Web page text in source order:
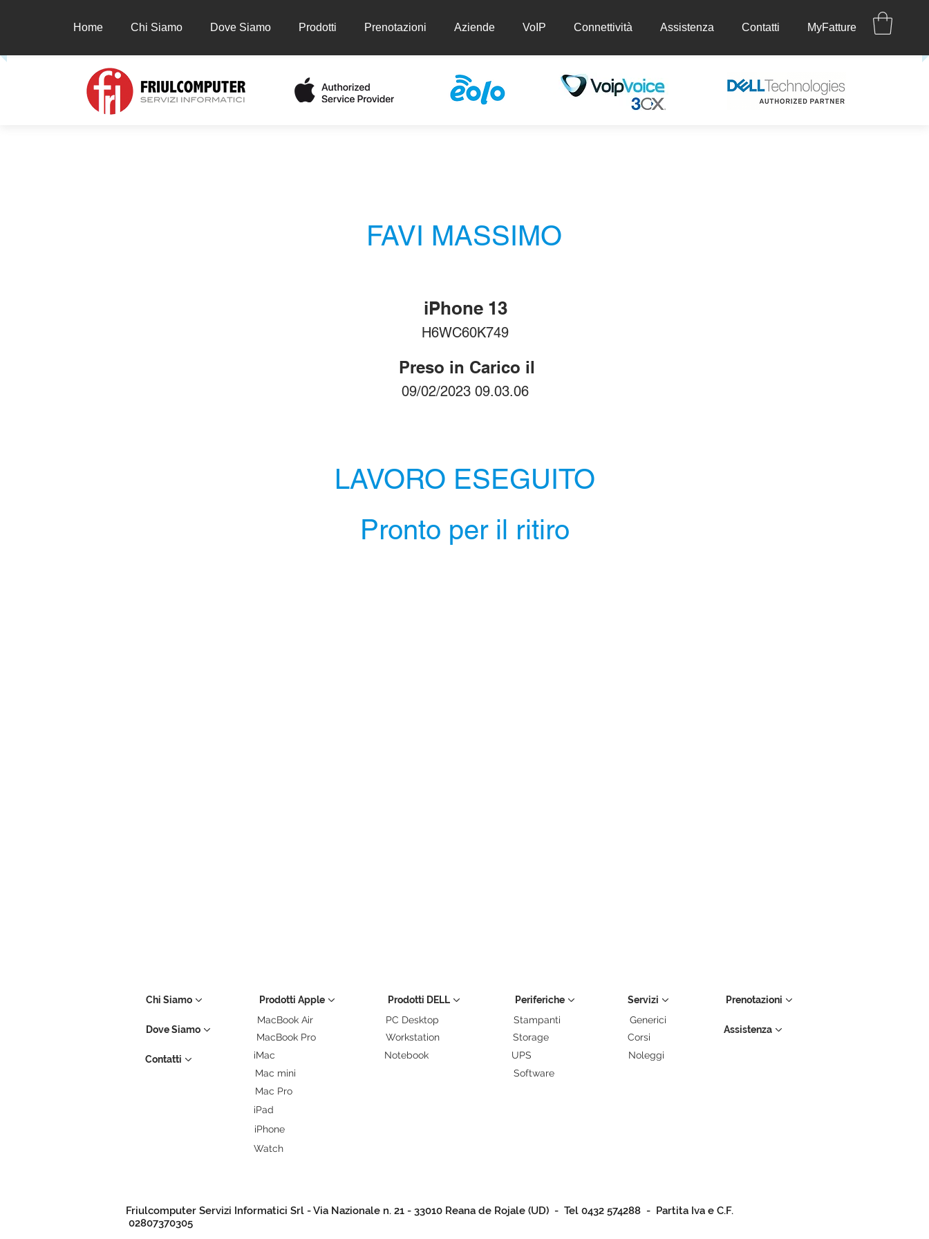
Chi Siamo Dove Siamo Prodotti Prenotazioni Aziende Connettività Assistenza Contatti
Home Chi Siamo Dove Siamo Prodotti Prenotazioni Aziende VoIP Connettività Assistenza Contatti MyFatture
FAVI MASSIMO
Preso in Carico il
09/02/2023 09.03.06
iPhone 13
H6WC60K749
LAVORO ESEGUITO
Pronto per il ritiro
Chi Siamo
Dove Siamo
Contatti
Prodotti Apple
MacBook Air
MacBook Pro
iMac
Mac mini
Mac Pro
iPad
iPhone
Watch
Prodotti DELL
PC Desktop
Workstation
Notebook
Periferiche
Stampanti
Storage
UPS
Software
Servizi
Generici
Corsi
Noleggi
Prenotazioni
Assistenza
Friulcomputer Servizi Informatici Srl - Via Nazionale n. 21 - 33010 Reana de Rojale (UD) - Tel 0432 574288 - Partita Iva e C.F.
02807370305